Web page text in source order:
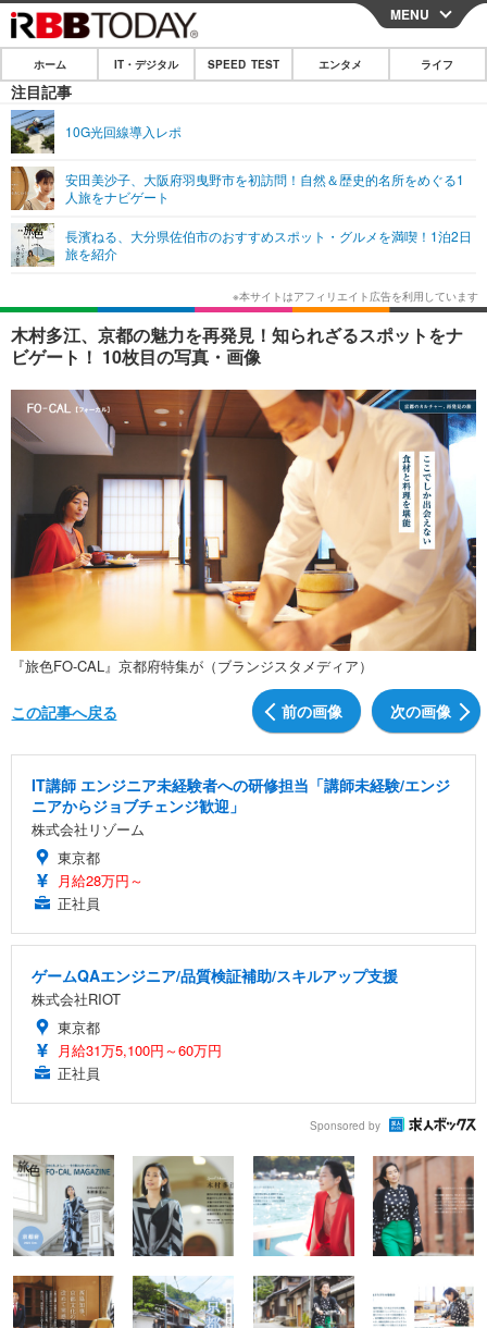
CLOSE
ホーム
IT・デジタル
ネタ
ショッピング その他
SPEED TEST
エンタメ
エンタメTOP
韓国・芸能
音楽 スポーツ
ショッピング その他
ライフ
ライフTOP グルメ
ペット ショッピング
その他
リリース一覧
プッシュ通知の停止方法
MENU
ホーム IT・デジタル SPEED TEST エンタメ ライフ
注目記事
10G光回線導入レポ
安田美沙子、大阪府羽曳野市を初訪問！自然＆歴史的名所をめぐる1
人旅をナビゲート
長濱ねる、大分県佐伯市のおすすめスポット・グルメを満喫！1泊2日
旅を紹介
木村多江、京都の魅力を再発見！知られざるスポットをナ
ビゲート！ 10枚目の写真・画像
『旅色FO-CAL』京都府特集が（ブランジスタメディア）
前の画像 次の画像
この記事へ戻る
IT講師 エンジニア未経験者への研修担当「講師未経験/エンジ
ニアからジョブチェンジ歓迎」
株式会社リゾーム
東京都
月給28万円～
正社員
ゲームQAエンジニア/品質検証補助/スキルアップ支援
株式会社RIOT
東京都
月給31万5,100円～60万円
正社員
Sponsored by